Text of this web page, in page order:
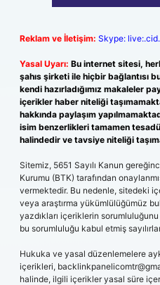
Reklam ve İletişim: Skype:
Yasal Uyarı: Bu internet sitesi,
şahıs şirketi ile hiçbir bağlantısı
kendi hazırladığımız makaleler
içerikler haber niteliği
hakkında paylaşım
isim benzerlikleri tamamen
halindedir ve tavsiye niteliği
Sitemiz, 5651 Sayılı Kanun
Kurumu (BTK) tarafından
vermektedir. Bu nedenle, sitedeki
veya araştırma yükümlülüğümüz
yazdıkları içeriklerin
bu sorumluluğu kabul etmiş
Hukuka ve yasal düzenlemelere
içerikleri,
halinde, ilgili içerikler yasal süre